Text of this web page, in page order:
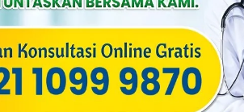
virus herpes simplexdapat
ruam di area yang
kembali biasanya lebih